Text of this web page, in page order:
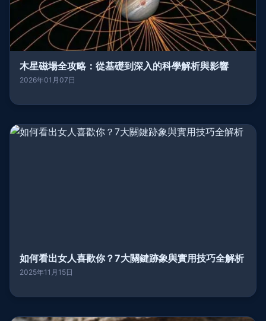
木星磁場全攻略：從基礎到深入的科學解析與影響
2026年01月07日
如何看出女人喜歡你？7大關鍵跡象與實用技巧全解析
2025年11月15日